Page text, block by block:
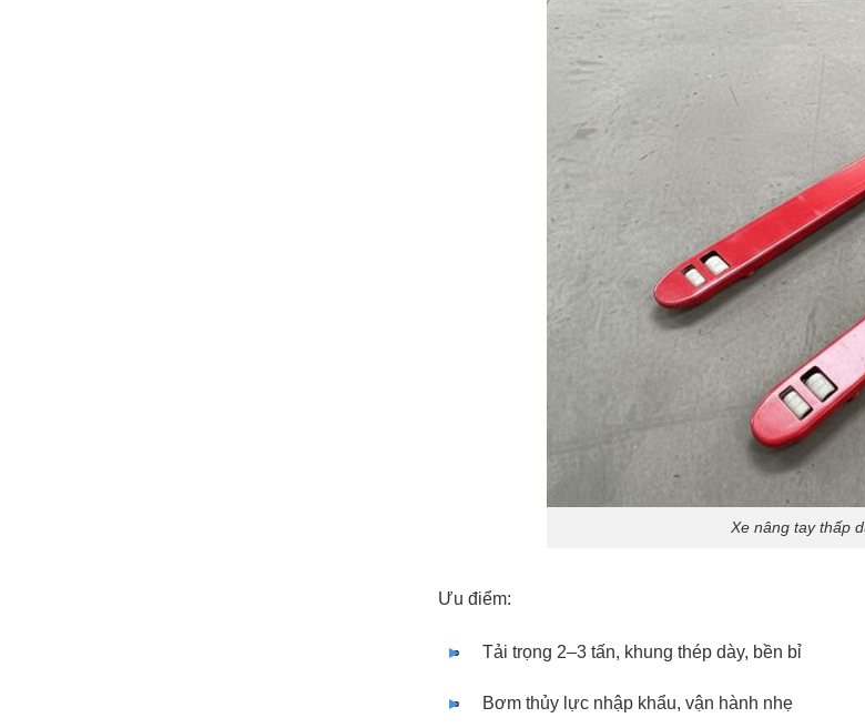
Xe nâng tay thấp
Ưu điểm:
Tải trọng 2–3 tấn, khung thép dày, bền bỉ
Bơm thủy lực nhập khẩu, vận hành nhẹ